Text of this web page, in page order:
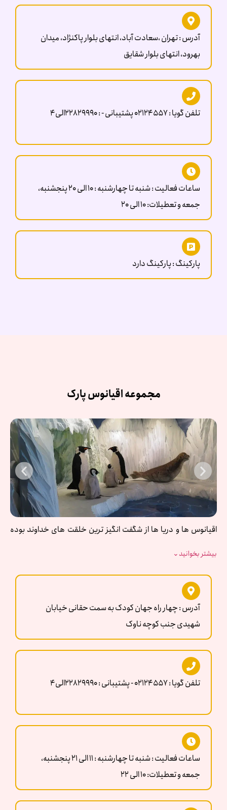
فضایی هیجان انگیز و آموزنده برای خانواده ها، کودکان و نوجوانان
فراهم نموده‌ اند. در مجموعه ژوراسیک پارک و اسپایدر پارک ، ماکت
های غول پیکر و متحرکی از بیش از 60 دایناسور و حیوان همراه با صدا و
جلوه‌ های ویژه در بوستانی سرسبز و دلنشین در معرض دید قرار گرفته
است. علاوه بر این در ژوراسیک پارک تهران کنار هریک از دایناسور ها و
حیوانات، اطلاعات علمی آنها قرار گرفته است تا بازدید کنندگان علاوه
بر تماشای دایناسور ها و حیوانات در ابعاد نزدیک به واقعیت، با
اطلاعات علمی آنها نیز آشنا شوند.
آدرس : تهران ،سعادت آباد، انتهای بلوار پاکنژاد، میدان
بهرود، انتهای بلوار شقایق
تلفن گویا : 02124557 پشتیبانی - : 22829990الی4
ساعات فعالیت : شنبه تا چهارشنبه : 10 الی 20 پنجشنبه،
جمعه و تعطیلات: 10 الی ۲0
پارکینگ : پارکینگ دارد
مجموعه اقیانوس پارک
اقیانوس ها و دریا ها از شگفت انگیز ترین خلقت های خداوند بوده
جرات می توان گفت شگفتی های دریا تمامی ندارد. دریا ها جزو زیبا
زمین را همین دریاها و اقیانوس ها پوشانده است. ما در اقیانوس پارک
سعی کردیم یک محیط واقعی از دریا ها و موجودات زنده ای که در آن
زندگی می کنند را شبیه سازی کنیم. یکی از دیدنی ترین نقاط تهران که
می توانید در کنار تفریح کلی مطالب آموزنده هم فرا بگیرید بدون شک
اقیانوس پارک است.
بیشتر بخوانید⌄
آدرس : چهار راه جهان‌ کودک به سمت حقانی خیابان
شهیدی جنب کوچه ناوک
تلفن گویا : 02124557 - پشتیبانی : 22829990الی4
ساعات فعالیت : شنبه تا چهارشنبه : 11 الی 21 پنجشنبه،
جمعه و تعطیلات: 10 الی 22